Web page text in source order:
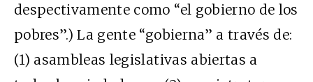
despectivamente como “el gobierno de los
pobres”.) La gente “gobierna” a través de:
(1) asambleas legislativas abiertas a